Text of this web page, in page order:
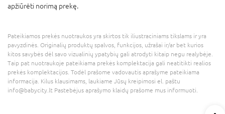
apžiūrėti norimą prekę.
Pateikiamos prekės nuotraukos yra skirtos tik iliustraciniams tikslams ir yra
pavyzdinės. Originalių produktų spalvos, funkcijos, užrašai ir/ar bet kurios
kitos savybės dėl savo vizualinių ypatybių gali atrodyti kitaip negu realybėje.
Taip pat nuotraukoje pateikiama prekės komplektacija gali neatitikti realios
prekės komplektacijos. Todėl prašome vadovautis aprašyme pateikiama
informacija. Kilus klausimams, laukiame Jūsų kreipimosi el. paštu
info@babycity.lt Pastebėjus aprašymo klaidų prašome mus informuoti.